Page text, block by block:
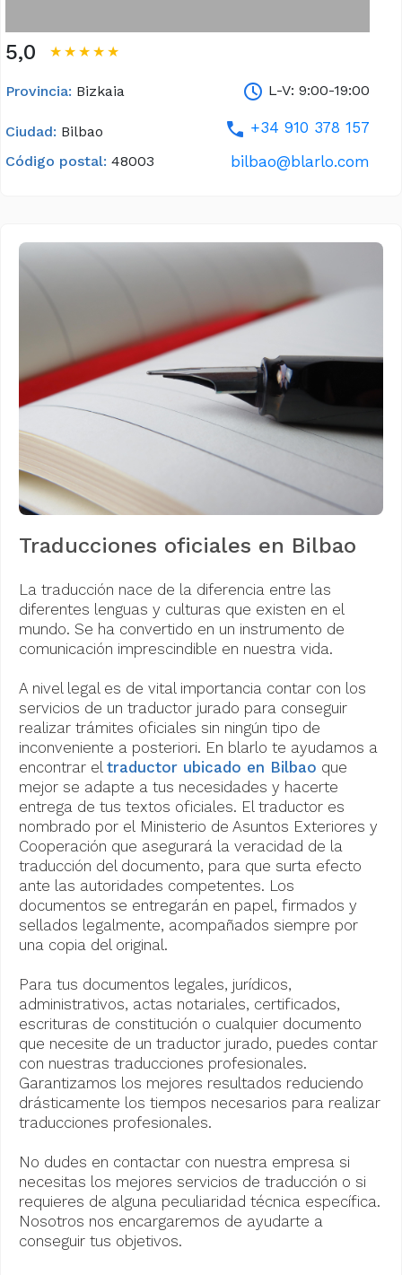
5,0 ★★★★★
Provincia: Bizkaia L-V: 9:00-19:00
Ciudad: Bilbao +34 910 378 157
Código postal: 48003 bilbao@blarlo.com
Traducciones oficiales en Bilbao
La traducción nace de la diferencia entre las
diferentes lenguas y culturas que existen en el
mundo. Se ha convertido en un instrumento de
comunicación imprescindible en nuestra vida.
A nivel legal es de vital importancia contar con los
servicios de un traductor jurado para conseguir
realizar trámites oficiales sin ningún tipo de
inconveniente a posteriori. En blarlo te ayudamos a
encontrar el traductor ubicado en Bilbao que
mejor se adapte a tus necesidades y hacerte
entrega de tus textos oficiales. El traductor es
nombrado por el Ministerio de Asuntos Exteriores y
Cooperación que asegurará la veracidad de la
traducción del documento, para que surta efecto
ante las autoridades competentes. Los
documentos se entregarán en papel, firmados y
sellados legalmente, acompañados siempre por
una copia del original.
Para tus documentos legales, jurídicos,
administrativos, actas notariales, certificados,
escrituras de constitución o cualquier documento
que necesite de un traductor jurado, puedes contar
con nuestras traducciones profesionales.
Garantizamos los mejores resultados reduciendo
drásticamente los tiempos necesarios para realizar
traducciones profesionales.
No dudes en contactar con nuestra empresa si
necesitas los mejores servicios de traducción o si
requieres de alguna peculiaridad técnica específica.
Nosotros nos encargaremos de ayudarte a
conseguir tus objetivos.